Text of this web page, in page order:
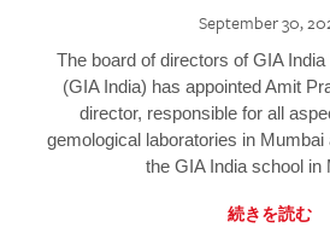
September 30,
The board of directors of GIA
(GIA India) has appointed Amit
director, responsible for all
gemological laboratories in
the GIA India school in
続きを読む